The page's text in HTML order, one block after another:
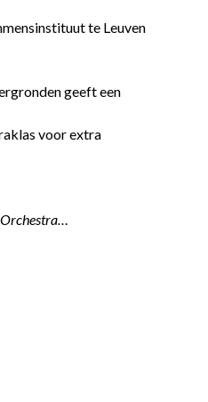
te Leuven
geeft een
voor extra
Orchestra…